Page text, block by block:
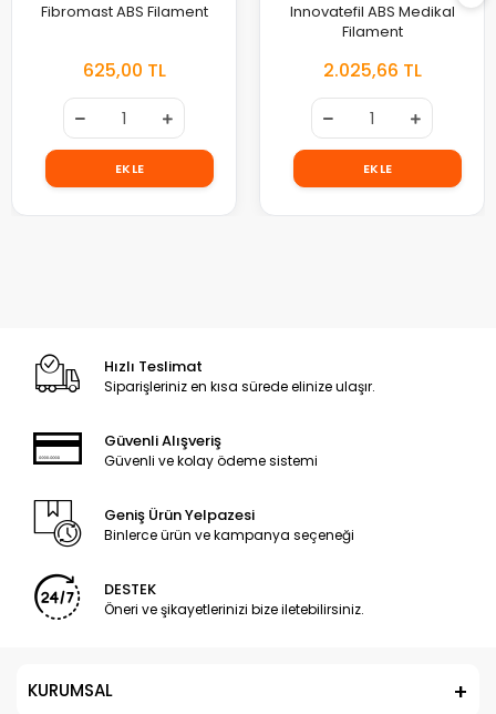
Fibromast ABS Filament
625,00 TL
EKLE
Innovatefil ABS Medikal
Filament
2.025,66 TL
EKLE
Hızlı Teslimat
Siparişleriniz en kısa sürede elinize ulaşır.
Güvenli Alışveriş
Güvenli ve kolay ödeme sistemi
Geniş Ürün Yelpazesi
Binlerce ürün ve kampanya seçeneği
DESTEK
Öneri ve şikayetlerinizi bize iletebilirsiniz.
KURUMSAL